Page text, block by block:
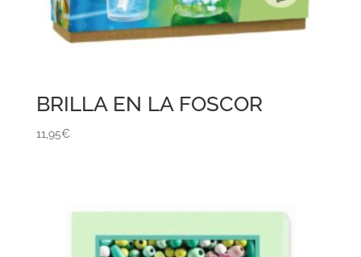
BRILLA EN LA FOSCOR
11,95€